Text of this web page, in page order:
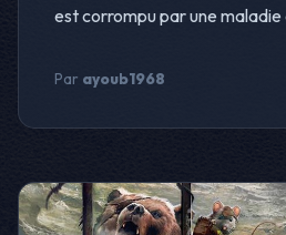
est corrompu par une maladie
Par ayoub1968